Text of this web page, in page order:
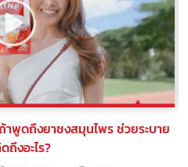
าพูดถึงยาชงสมุนไพร ช่วยระบาย
งอะไร?